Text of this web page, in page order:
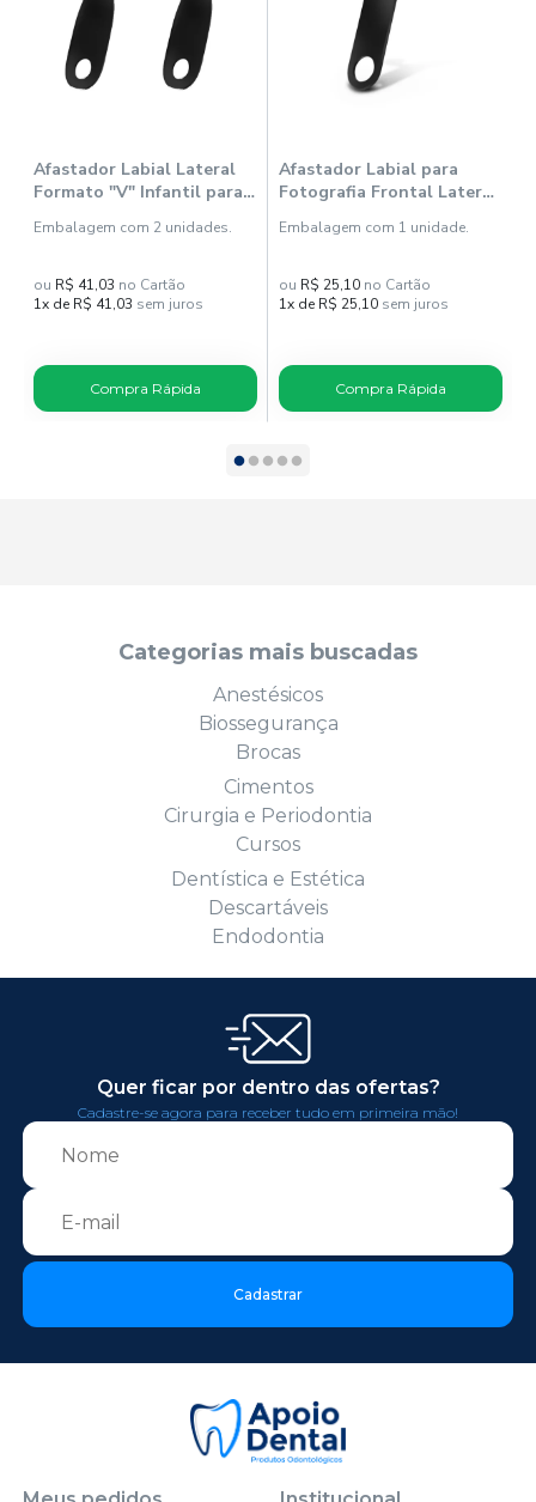
Afastador Labial Lateral
Formato "V" Infantil para
Indusbello
Embalagem com 2 unidades.
ou R$ 41,03 no Cartão
1x de R$ 41,03 sem juros
Compra Rápida
Afastador Labial para
Fotografia Frontal Lateral
Indusbello
Embalagem com 1 unidade.
ou R$ 25,10 no Cartão
1x de R$ 25,10 sem juros
Compra Rápida
Categorias mais buscadas
Anestésicos
Biossegurança
Brocas
Cimentos
Cirurgia e Periodontia
Cursos
Dentística e Estética
Descartáveis
Endodontia
Quer ficar por dentro das ofertas?
Cadastre-se agora para receber tudo em primeira mão!
Cadastrar